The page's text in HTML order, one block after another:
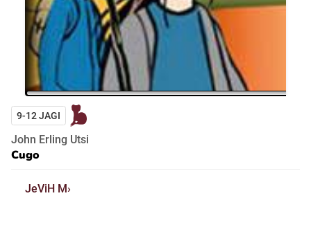
9-12 JAGI
John Erling Utsi
Cugo
JeViH M